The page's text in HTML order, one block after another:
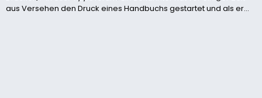
t
t
aus Versehen den Druck eines Handbuchs gestartet und als er...